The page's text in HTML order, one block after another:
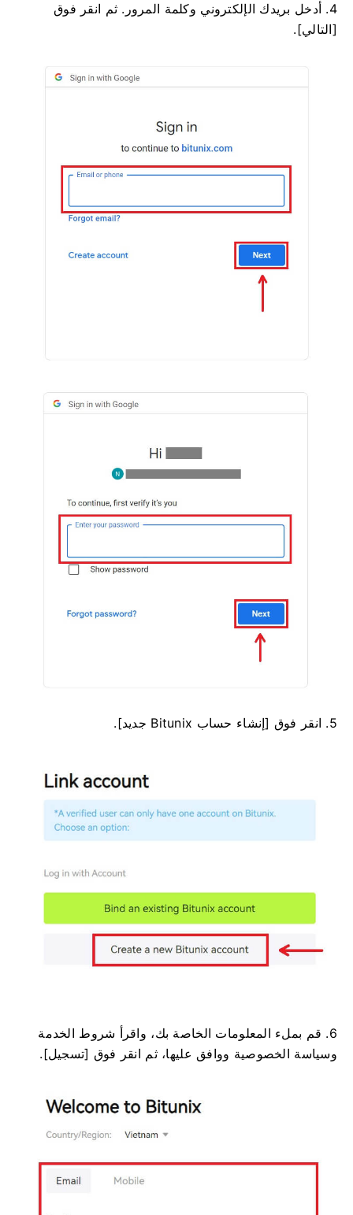
4. أدخل بريدك الإلكتروني وكلمة المرور.
ثم انقر فوق
[التالي].
5. انقر فوق [إنشاء حساب Bitunix جديد].
6. قم بملء المعلومات الخاصة بك، واقرأ شروط الخدمة
وسياسة الخصوصية ووافق عليها، ثم انقر فوق [تسجيل].